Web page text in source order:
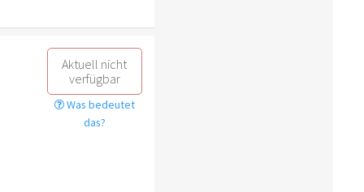
Aktuell nicht
verfügbar
Was bedeutet
das?